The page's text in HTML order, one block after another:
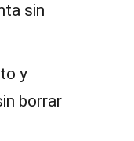
sin
y
borrar